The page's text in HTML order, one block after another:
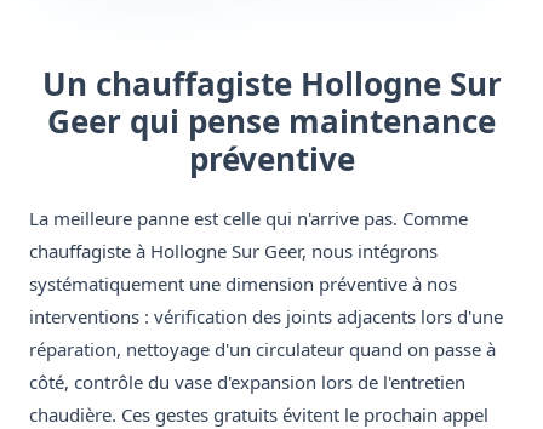
Un chauffagiste Hollogne Sur
Geer qui pense maintenance
préventive
La meilleure panne est celle qui n'arrive pas. Comme
chauffagiste à Hollogne Sur Geer, nous intégrons
systématiquement une dimension préventive à nos
interventions : vérification des joints adjacents lors d'une
réparation, nettoyage d'un circulateur quand on passe à
côté, contrôle du vase d'expansion lors de l'entretien
chaudière. Ces gestes gratuits évitent le prochain appel